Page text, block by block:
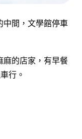
中間，文學館停車
麻的店家，有早餐
行。